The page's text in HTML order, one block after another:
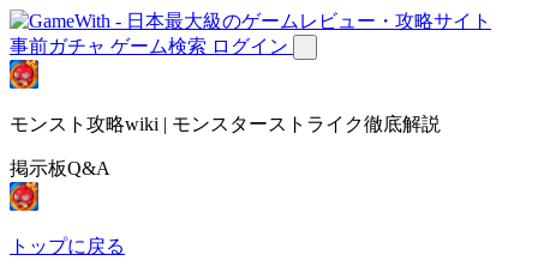
事前ガチャ ゲーム検索 ログイン
モンスト攻略wiki | モンスターストライク徹底解説
掲示板Q&A
トップに戻る